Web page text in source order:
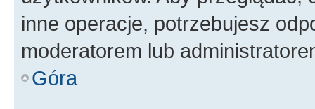
inne operacje, potrzebujesz
moderatorem lub
Góra